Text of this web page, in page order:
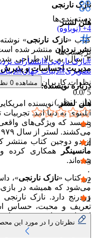
نازک نارنجی
هلن لستر
کتاب «نازک نارنجی»
نشر نردبان
۳ سال به بالا طراحی شده است. موضوع اصلی کتاب
مدیریت احساسات و پذیرش
درباره نویسنده:
هلن لستر
ایلینوی به دنیا امد.
بنویسد که ویژگی‌های
از دو دوجین کتاب منتشر
مانسینگر
همکاری کرده
شده‌اند.
در کتاب «نازک نارنجی»،
می‌شود که همیشه در
زودرنج دارد. نازک
تعریف و محبت، حساس
احساس تنهایی و دوری از
سعی می‌کنند با او مهربان
کند و این حساسیت بیش
دسته‌بندی‌ها
4+ (نوباوه)
برچسب‌ها
#نازک نارنجی# انتشارات
تصویری#ادبیات جهان#
نظرات کاربران
مشاهده 0
5 /
0.0
( از ۰ نظر )
5
۰
4
۰
3
۰
2
۰
1
۰
نظرتان را در مورد این